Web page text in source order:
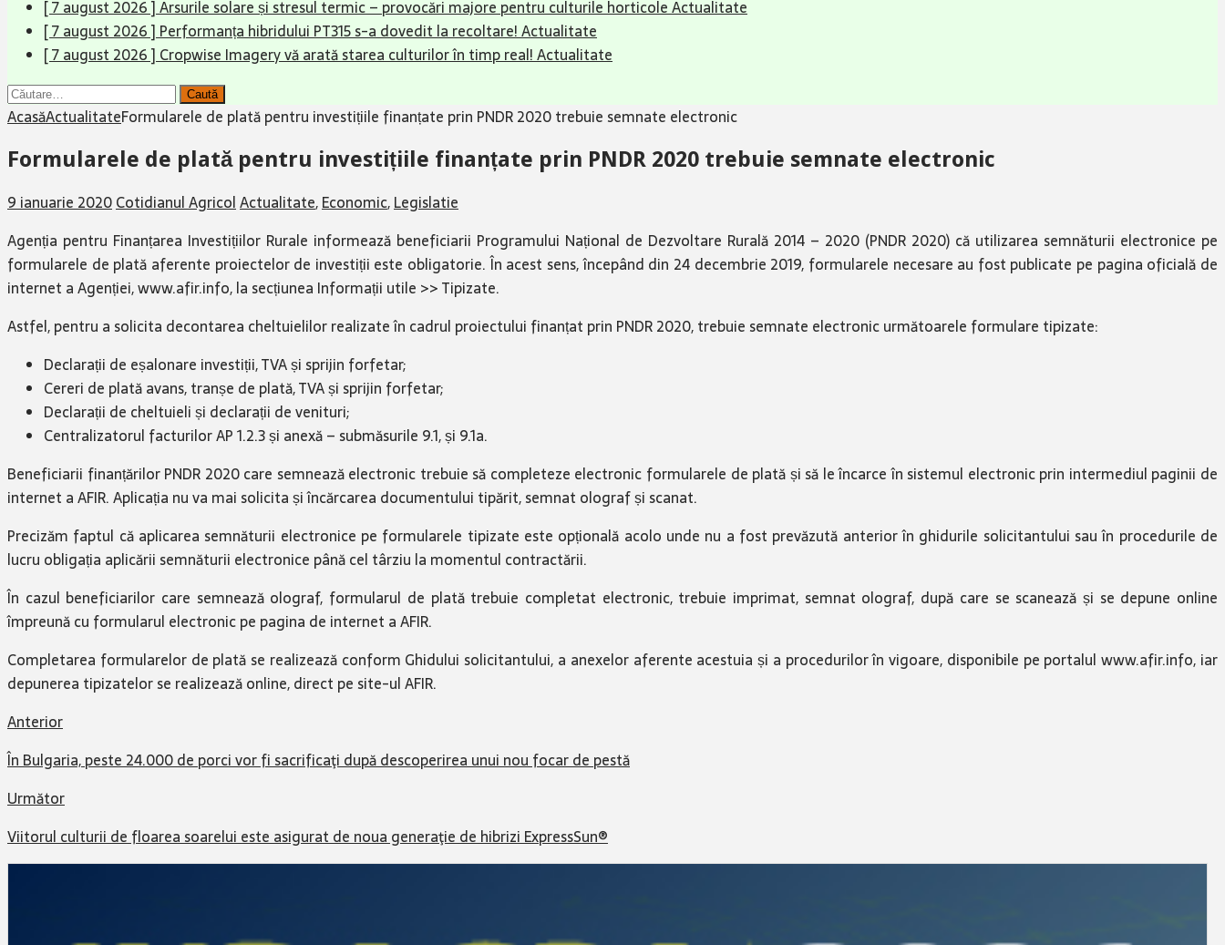
[ 7 august 2026 ]Arsurile solare și stresul termic – provocări majore pentru culturile horticoleActualitate
[ 7 august 2026 ]Performanța hibridului PT315 s-a dovedit la recoltare!Actualitate
[ 7 august 2026 ]Cropwise Imagery vă arată starea culturilor în timp real!Actualitate
Caută
după:
AcasăActualitateFormularele de plată pentru investițiile finanțate prin PNDR 2020 trebuie semnate electronic
Formularele de plată pentru investițiile finanțate prin PNDR 2020 trebuie semnate electronic
9 ianuarie 2020Cotidianul AgricolActualitate,Economic,Legislatie
Agenția pentru Finanțarea Investițiilor Rurale informează beneficiarii Programului Național de Dezvoltare Rurală 2014 – 2020 (PNDR 2020) că utilizarea semnăturii electronice pe
formularele de plată aferente proiectelor de investiții este obligatorie. În acest sens, începând din 24 decembrie 2019, formularele necesare au fost publicate pe pagina oficială de
internet a Agenției, www.afir.info, la secțiunea Informații utile >> Tipizate.
Astfel, pentru a solicita decontarea cheltuielilor realizate în cadrul proiectului finanțat prin PNDR 2020, trebuie semnate electronic următoarele formulare tipizate:
Declarații de eșalonare investiții, TVA și sprijin forfetar;
Cereri de plată avans, tranșe de plată, TVA și sprijin forfetar;
Declarații de cheltuieli și declarații de venituri;
Centralizatorul facturilor AP 1.2.3 și anexă – submăsurile 9.1, și 9.1a.
Beneficiarii finanțărilor PNDR 2020 care semnează electronic trebuie să completeze electronic formularele de plată și să le încarce în sistemul electronic prin intermediul paginii de
internet a AFIR. Aplicația nu va mai solicita și încărcarea documentului tipărit, semnat olograf și scanat.
Precizăm faptul că aplicarea semnăturii electronice pe formularele tipizate este opțională acolo unde nu a fost prevăzută anterior în ghidurile solicitantului sau în procedurile de
lucru obligația aplicării semnăturii electronice până cel târziu la momentul contractării.
În cazul beneficiarilor care semnează olograf, formularul de plată trebuie completat electronic, trebuie imprimat, semnat olograf, după care se scanează și se depune online
împreună cu formularul electronic pe pagina de internet a AFIR.
Completarea formularelor de plată se realizează conform Ghidului solicitantului, a anexelor aferente acestuia și a procedurilor în vigoare, disponibile pe portalul www.afir.info, iar
depunerea tipizatelor se realizează online, direct pe site-ul AFIR.
Anterior
În Bulgaria, peste 24.000 de porci vor fi sacrificaţi după descoperirea unui nou focar de pestă
Următor
Viitorul culturii de floarea soarelui este asigurat de noua generaţie de hibrizi ExpressSun®